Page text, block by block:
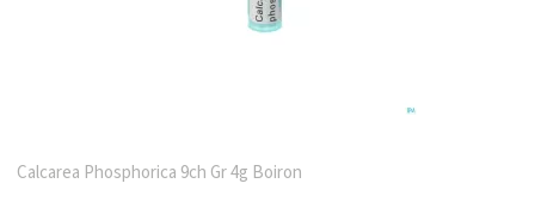
Calcarea Phosphorica 9ch Gr 4g Boiron